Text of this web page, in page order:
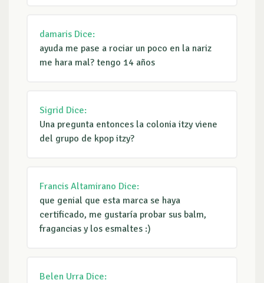
damaris Dice:
ayuda me pase a rociar un poco en la nariz
me hara mal? tengo 14 años
Sigrid Dice:
Una pregunta entonces la colonia itzy viene
del grupo de kpop itzy?
Francis Altamirano Dice:
que genial que esta marca se haya
certificado, me gustaría probar sus balm,
fragancias y los esmaltes :)
Belen Urra Dice: